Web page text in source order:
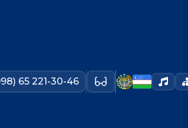
65 221-30-46